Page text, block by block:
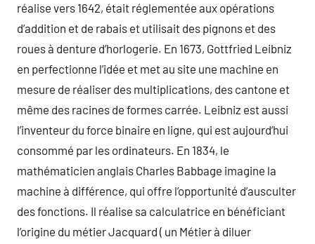
réalise vers 1642, était réglementée aux opérations
d’addition et de rabais et utilisait des pignons et des
roues à denture d’horlogerie. En 1673, Gottfried Leibniz
en perfectionne l’idée et met au site une machine en
mesure de réaliser des multiplications, des cantone et
même des racines de formes carrée. Leibniz est aussi
l’inventeur du force binaire en ligne, qui est aujourd’hui
consommé par les ordinateurs. En 1834, le
mathématicien anglais Charles Babbage imagine la
machine à différence, qui offre l’opportunité d’ausculter
des fonctions. Il réalise sa calculatrice en bénéficiant
l’origine du métier Jacquard ( un Métier à diluer